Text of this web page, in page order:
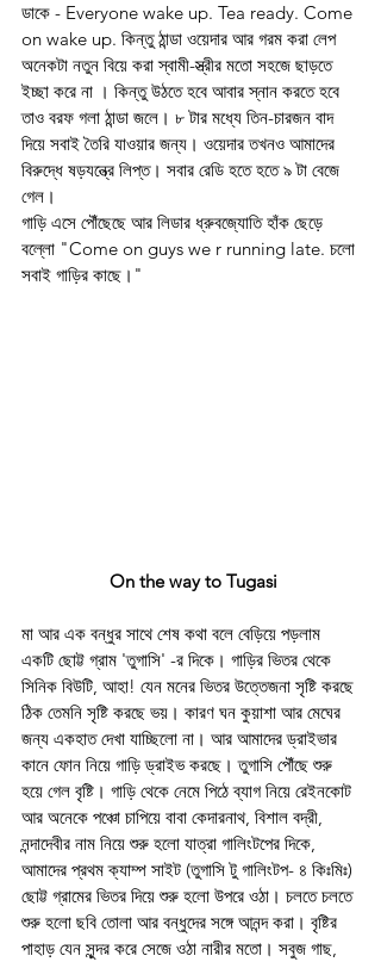
ডাকে - Everyone wake up. Tea ready. Come
on wake up. কিন্তু ঠান্ডা ওয়েদার আর গরম করা লেপ
অনেকটা নতুন বিয়ে করা স্বামী-স্ত্রীর মতো সহজে ছাড়তে
ইচ্ছা করে না । কিন্তু উঠতে হবে আবার স্নান করতে হবে
তাও বরফ গলা ঠান্ডা জলে। ৮ টার মধ্যে তিন-চারজন বাদ
দিয়ে সবাই তৈরি যাওয়ার জন্য। ওয়েদার তখনও আমাদের
বিরুদ্ধে ষড়যন্ত্রে লিপ্ত। সবার রেডি হতে হতে ৯ টা বেজে
গেল।
গাড়ি এসে পৌঁছেছে আর লিডার ধ্রুবজ্যোতি হাঁক ছেড়ে
বল্লো "Come on guys we r running late. চলো
সবাই গাড়ির কাছে।"
On the way to Tugasi
মা আর এক বন্ধুর সাথে শেষ কথা বলে বেড়িয়ে পড়লাম
একটি ছোট্ট গ্রাম 'তুগাসি' -র দিকে। গাড়ির ভিতর থেকে
সিনিক বিউটি, আহা! যেন মনের ভিতর উত্তেজনা সৃষ্টি করছে
ঠিক তেমনি সৃষ্টি করছে ভয়। কারণ ঘন কুয়াশা আর মেঘের
জন্য একহাত দেখা যাচ্ছিলো না। আর আমাদের ড্রাইভার
কানে ফোন নিয়ে গাড়ি ড্রাইভ করছে। তুগাসি পৌঁছে শুরু
হয়ে গেল বৃষ্টি। গাড়ি থেকে নেমে পিঠে ব্যাগ নিয়ে রেইনকোট
আর অনেকে পঞ্চো চাপিয়ে বাবা কেদারনাথ, বিশাল বদ্রী,
নন্দাদেবীর নাম নিয়ে শুরু হলো যাত্রা গালিংটপের দিকে,
আমাদের প্রথম ক্যাম্প সাইট (তুগাসি টু গালিংটপ- ৪ কিঃমিঃ)
ছোট্ট গ্রামের ভিতর দিয়ে শুরু হলো উপরে ওঠা। চলতে চলতে
শুরু হলো ছবি তোলা আর বন্ধুদের সঙ্গে আনন্দ করা। বৃষ্টির
পাহাড় যেন সুন্দর করে সেজে ওঠা নারীর মতো। সবুজ গাছ,